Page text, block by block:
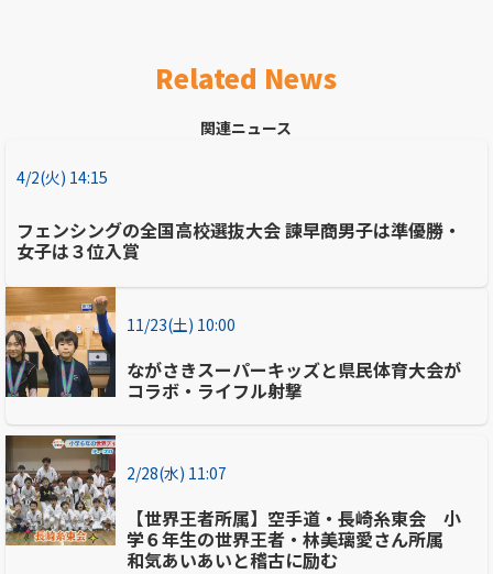
Related News
関連ニュース
4/2(火) 14:15
フェンシングの全国高校選抜大会 諫早商男子は準優勝・
女子は３位入賞
11/23(土) 10:00
ながさきスーパーキッズと県民体育大会が
コラボ・ライフル射撃
2/28(水) 11:07
【世界王者所属】空手道・長崎糸東会 小
学６年生の世界王者・林美璃愛さん所属
和気あいあいと稽古に励む